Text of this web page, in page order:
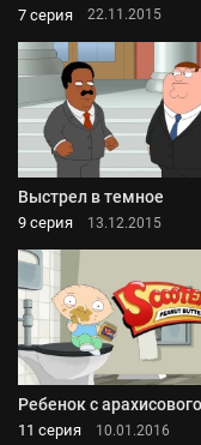
7 серия 22.11.2015
Выстрел в темное
9 серия 13.12.2015
Ребенок с
11 серия 10.01.2016